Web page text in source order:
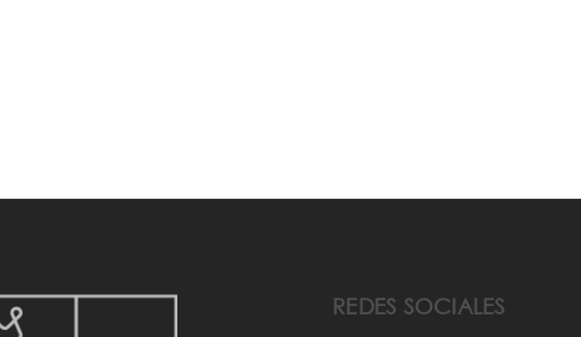
REDES SOCIALES